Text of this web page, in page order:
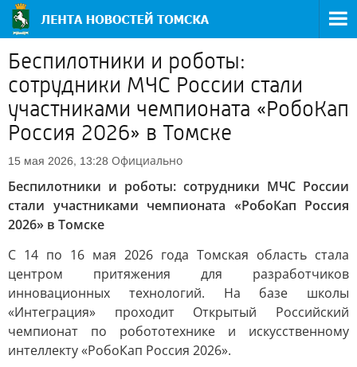
Беспилотники и роботы:
сотрудники МЧС России стали
участниками чемпионата «РобоКап
Россия 2026» в Томске
15 мая 2026, 13:28 Официально
Беспилотники и роботы: сотрудники МЧС России
стали участниками чемпионата «РобоКап Россия
2026» в Томске
С 14 по 16 мая 2026 года Томская область стала
центром притяжения для разработчиков
инновационных технологий. На базе школы
«Интеграция» проходит Открытый Российский
чемпионат по робототехнике и искусственному
интеллекту «РобоКап Россия 2026».